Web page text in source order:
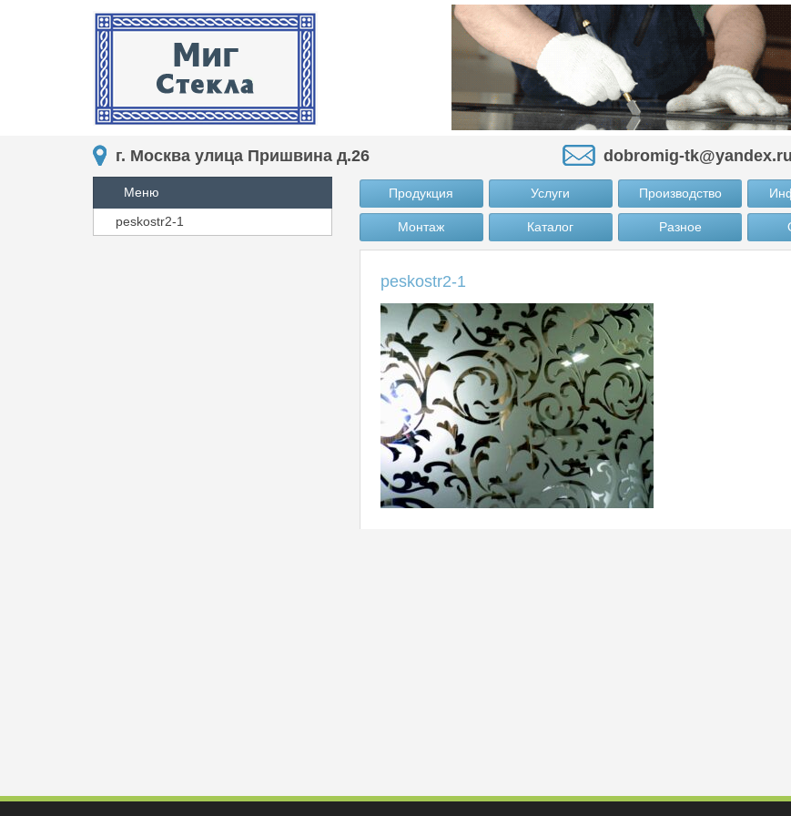
г. Москва улица Пришвина д.26 dobromig-tk@yandex.ru
Меню
peskostr2-1
Продукция Услуги Производство
Монтаж Каталог Разное
peskostr2-1